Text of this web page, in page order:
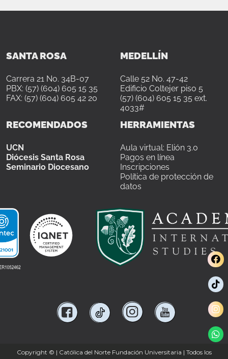
SANTA ROSA
Carrera 21 No. 34B-07
PBX: (57) (604) 605 15 35
FAX: (57) (604) 605 42 20
MEDELLÍN
Calle 52 No. 47-42
Edificio Coltejer piso 5
(57) (604) 605 15 35 ext.
4033#
RECOMENDADOS
UCN
Diócesis Santa Rosa
Seminario Diocesano
HERRAMIENTAS
Aula virtual: Elión 3.0
Pagos en línea
Inscripciones
Política de protección de
datos
Copyright © | Católica del Norte Fundación Universitaria | Todos los